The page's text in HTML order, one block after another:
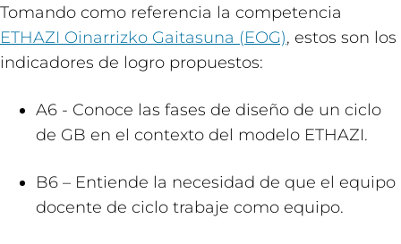
Tomando como referencia la competencia
ETHAZI Oinarrizko Gaitasuna (EOG), estos son los
indicadores de logro propuestos:
A6 - Conoce las fases de diseño de un ciclo
de GB en el contexto del modelo ETHAZI.
B6 – Entiende la necesidad de que el equipo
docente de ciclo trabaje como equipo.